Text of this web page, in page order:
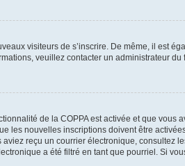
visiteurs de s’inscrire. De même, il est
veuillez contacter un administrateur du
de la COPPA est activée et que vous
nouvelles inscriptions doivent être
reçu un courrier électronique, consultez
a été filtré en tant que pourriel. Si